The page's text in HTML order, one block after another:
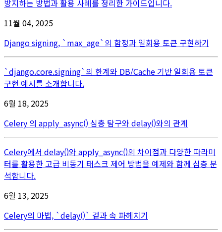
방지하는 방법과 활용 사례를 정리한 가이드입니다.
11월 04, 2025
Django signing, `max_age`의 함정과 일회용 토큰 구현하기
`django.core.signing`의 한계와 DB/Cache 기반 일회용 토큰
구현 예시를 소개합니다.
6월 18, 2025
Celery 의 apply_async() 심층 탐구와 delay()와의 관계
Celery에서 delay()와 apply_async()의 차이점과 다양한 파라미
터를 활용한 고급 비동기 태스크 제어 방법을 예제와 함께 심층 분
석합니다.
6월 13, 2025
Celery의 마법, `delay()` 겉과 속 파헤치기